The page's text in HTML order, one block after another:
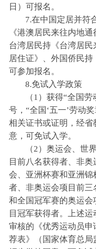
日）可报名。
7.在中国定居并符
《港澳居民来往内地
台湾居民持《台湾居
居住证》、外国侨民
可参加报名。
8.免试入学政策
（1）获得“全国
号，“全国‘五一’劳动
相关证书或证明，经省
意，可免试入学。
（2）奥运会、世
目前八名获得者、非
会、亚洲杯赛和亚洲
者、非奥运会项目前
和全国冠军赛的奥运
目冠军获得者。上述
审核的《优秀运动员
荐表》（国家体育总局